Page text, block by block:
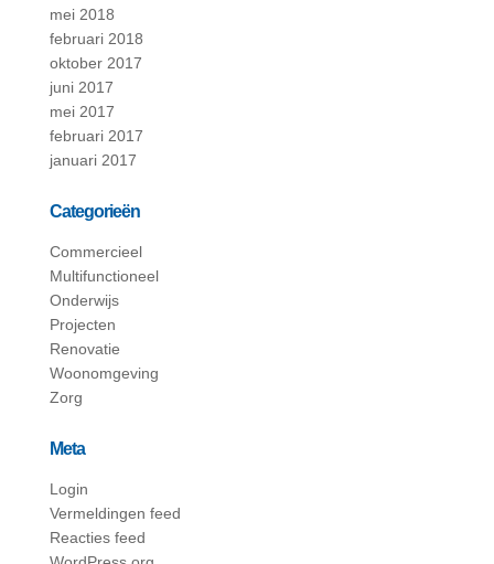
mei 2018
februari 2018
oktober 2017
juni 2017
mei 2017
februari 2017
januari 2017
Categorieën
Commercieel
Multifunctioneel
Onderwijs
Projecten
Renovatie
Woonomgeving
Zorg
Meta
Login
Vermeldingen feed
Reacties feed